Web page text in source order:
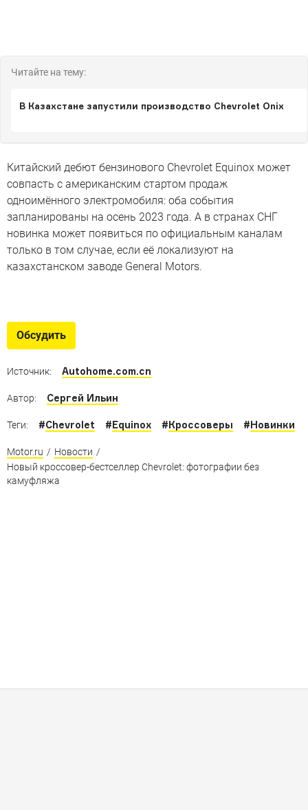
Читайте на тему:
В Казахстане запустили производство Chevrolet Onix
Китайский дебют бензинового Chevrolet Equinox может
совпасть с американским стартом продаж
одноимённого электромобиля: оба события
запланированы на осень 2023 года. А в странах СНГ
новинка может появиться по официальным каналам
только в том случае, если её локализуют на
казахстанском заводе General Motors.
Рейтинг кроссоверов и внедорожников, на которые
россияне пересели в 2022 году
Обсудить
Источник: Autohome.com.cn
Автор: Сергей Ильин
Теги: #Chevrolet #Equinox #Кроссоверы #Новинки
Motor.ru / Новости /
Новый кроссовер-бестселлер Chevrolet: фотографии без
камуфляжа